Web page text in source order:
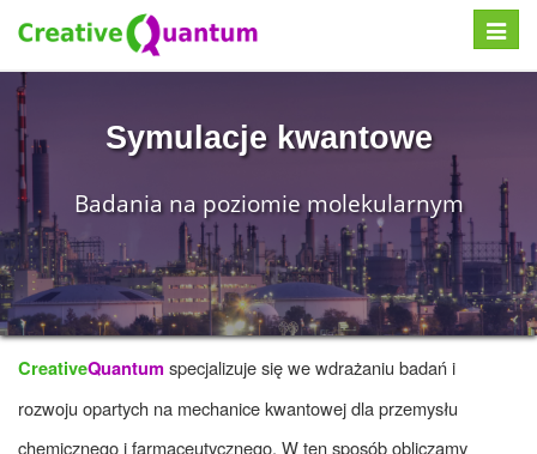
Toggle
Symulacje kwantowe
Badania na poziomie molekularnym
CreativeQuantum specjalizuje się we wdrażaniu badań i
rozwoju opartych na mechanice kwantowej dla przemysłu
chemicznego i farmaceutycznego. W ten sposób obliczamy